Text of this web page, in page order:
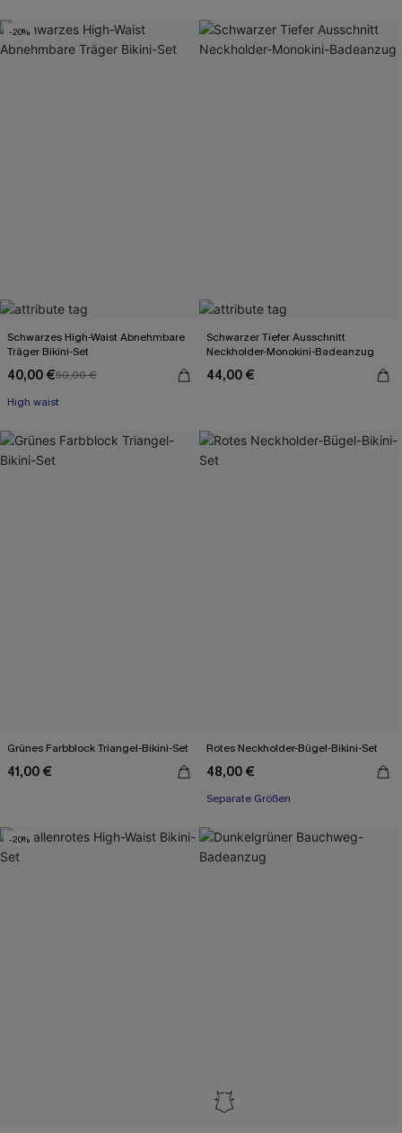
-20%
Schwarzes High-Waist Abnehmbare
Träger Bikini-Set
40,00 €50,00 €
High waist
Schwarzer Tiefer Ausschnitt
Neckholder-Monokini-Badeanzug
44,00 €
Grünes Farbblock Triangel-Bikini-Set
41,00 €
Rotes Neckholder-Bügel-Bikini-Set
48,00 €
Separate Größen
-20%